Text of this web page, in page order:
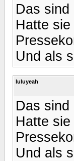
Das sind
Hatte
Und als
luluyeah
Das sind
Hatte
Und als